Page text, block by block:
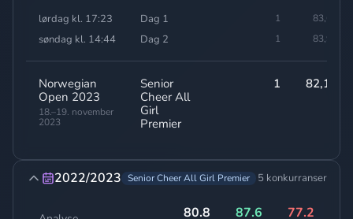
lørdag kl. 17:23 Dag 1 1 83,60
søndag kl. 14:44 Dag 2 1 83,90
Norwegian
Open 2023
18.–19. november
2023
Senior
Cheer All
Girl
Premier
1 82,10
2022/2023 Senior Cheer All Girl Premier 5 konkurranser
80.8 87.6 77.2